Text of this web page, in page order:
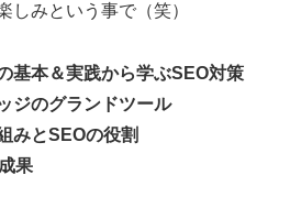
しみという事で（笑）
基本＆実践から学ぶSEO対策
ジのグランドツール
みとSEOの役割
果